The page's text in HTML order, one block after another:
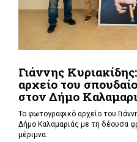
Γιάννης
αρχείο του
στον Δήμο
Το φωτογραφικό αρχείο του
Δήμο Καλαμαριάς με τη δέουσα
μέριμνα.